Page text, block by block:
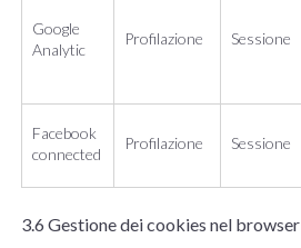
Google
Analytic
Profilazione Sessione
Facebook
connected
Profilazione Sessione
3.6 Gestione dei cookies nel browser